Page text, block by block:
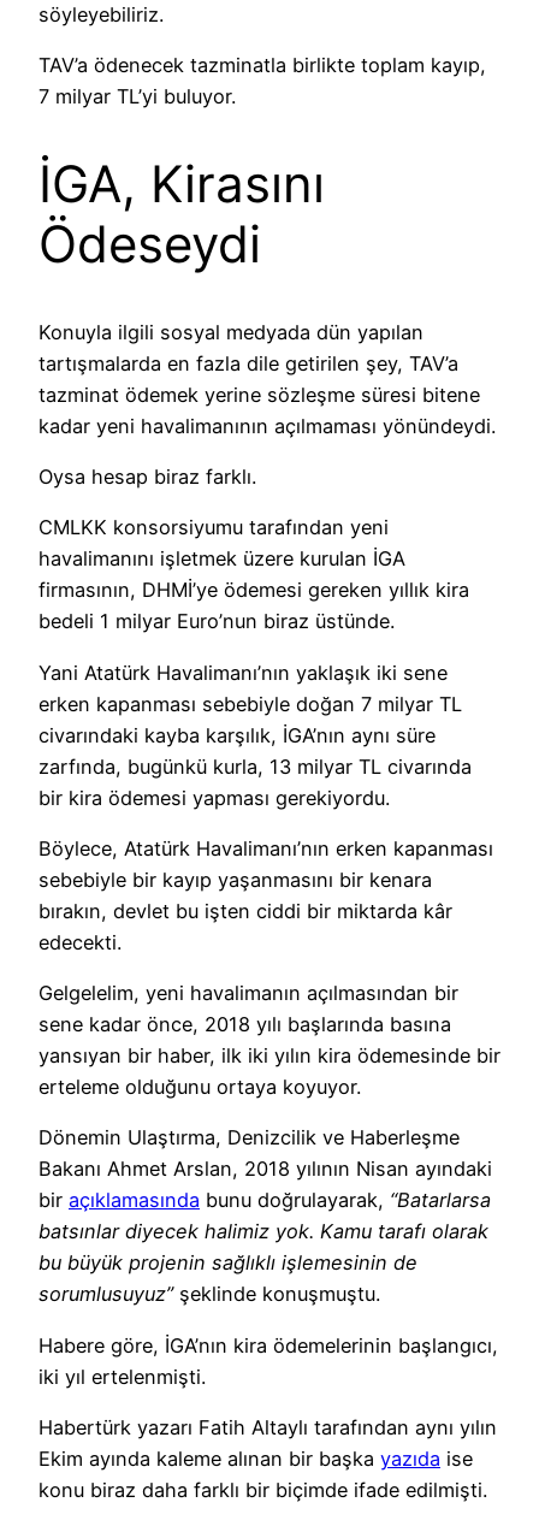
söyleyebiliriz.
TAV’a ödenecek tazminatla birlikte toplam kayıp,
7 milyar TL’yi buluyor.
İGA, Kirasını
Ödeseydi
Konuyla ilgili sosyal medyada dün yapılan
tartışmalarda en fazla dile getirilen şey, TAV’a
tazminat ödemek yerine sözleşme süresi bitene
kadar yeni havalimanının açılmaması yönündeydi.
Oysa hesap biraz farklı.
CMLKK konsorsiyumu tarafından yeni
havalimanını işletmek üzere kurulan İGA
firmasının, DHMİ’ye ödemesi gereken yıllık kira
bedeli 1 milyar Euro’nun biraz üstünde.
Yani Atatürk Havalimanı’nın yaklaşık iki sene
erken kapanması sebebiyle doğan 7 milyar TL
civarındaki kayba karşılık, İGA’nın aynı süre
zarfında, bugünkü kurla, 13 milyar TL civarında
bir kira ödemesi yapması gerekiyordu.
Böylece, Atatürk Havalimanı’nın erken kapanması
sebebiyle bir kayıp yaşanmasını bir kenara
bırakın, devlet bu işten ciddi bir miktarda kâr
edecekti.
Gelgelelim, yeni havalimanın açılmasından bir
sene kadar önce, 2018 yılı başlarında basına
yansıyan bir haber, ilk iki yılın kira ödemesinde bir
erteleme olduğunu ortaya koyuyor.
Dönemin Ulaştırma, Denizcilik ve Haberleşme
Bakanı Ahmet Arslan, 2018 yılının Nisan ayındaki
bir açıklamasında bunu doğrulayarak, “Batarlarsa
batsınlar diyecek halimiz yok. Kamu tarafı olarak
bu büyük projenin sağlıklı işlemesinin de
sorumlusuyuz”şeklinde konuşmuştu.
Habere göre, İGA’nın kira ödemelerinin başlangıcı,
iki yıl ertelenmişti.
Habertürk yazarı Fatih Altaylı tarafından aynı yılın
Ekim ayında kaleme alınan bir başka yazıda ise
konu biraz daha farklı bir biçimde ifade edilmişti.